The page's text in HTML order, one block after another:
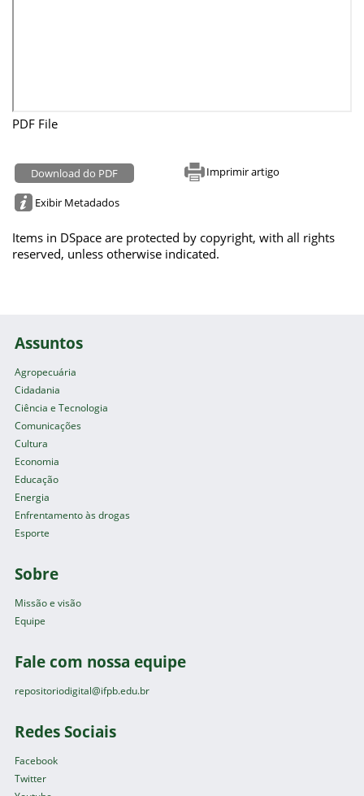
PDF File
Download do PDF Imprimir artigo
Exibir Metadados
Items in DSpace are protected by copyright, with all rights
reserved, unless otherwise indicated.
Assuntos
Agropecuária
Cidadania
Ciência e Tecnologia
Comunicações
Cultura
Economia
Educação
Energia
Enfrentamento às drogas
Esporte
Sobre
Missão e visão
Equipe
Fale com nossa equipe
repositoriodigital@ifpb.edu.br
Redes Sociais
Facebook
Twitter